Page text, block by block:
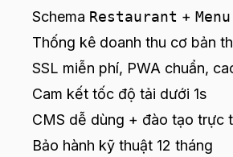
Schema Restaurant + Menu
Thống kê doanh thu cơ bản
SSL miễn phí, PWA chuẩn,
Cam kết tốc độ tải dưới 1s
CMS dễ dùng + đào tạo trực
Bảo hành kỹ thuật 12 tháng